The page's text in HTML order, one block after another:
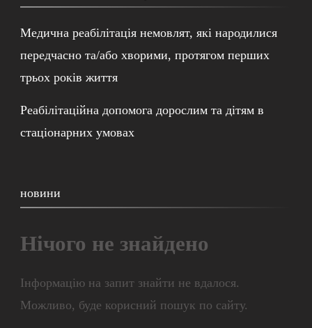
Медична реабілітація немовлят, які народилися
передчасно та/або хворими, протягом перших
трьох років життя
Реабілітаційна допомога дорослим та дітям в
стаціонарних умовах
новини
Нічого не знайдено
Інформацію на запит знайти не вдалося.
Можливо, буде корисний пошук по сайту.